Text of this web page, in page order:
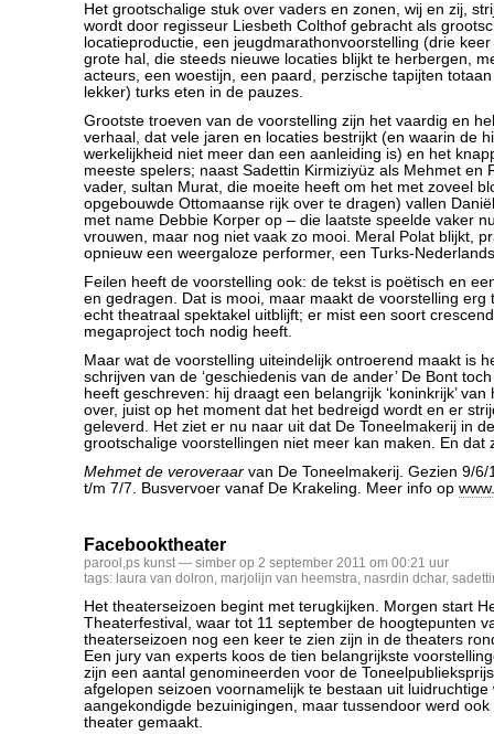
Het grootschalige stuk over vaders en zonen, wij en zij,
wordt door regisseur Liesbeth Colthof gebracht als
locatieproductie, een jeugdmarathonvoorstelling (drie
grote hal, die steeds nieuwe locaties blijkt te herbergen,
acteurs, een woestijn, een paard, perzische tapijten
lekker) turks eten in de pauzes.
Grootste troeven van de voorstelling zijn het vaardig en
verhaal, dat vele jaren en locaties bestrijkt (en waarin de
werkelijkheid niet meer dan een aanleiding is) en het
meeste spelers; naast Sadettin Kirmiziyüz als Mehmet en
vader, sultan Murat, die moeite heeft om het met zoveel
opgebouwde Ottomaanse rijk over te dragen) vallen
met name Debbie Korper op – die laatste speelde vaker
vrouwen, maar nog niet vaak zo mooi. Meral Polat blijkt,
opnieuw een weergaloze performer, een Turks-
Feilen heeft de voorstelling ook: de tekst is poëtisch en
en gedragen. Dat is mooi, maar maakt de voorstelling erg
echt theatraal spektakel uitblijft; er mist een soort
megaproject toch nodig heeft.
Maar wat de voorstelling uiteindelijk ontroerend maakt is
schrijven van de ‘geschiedenis van de ander’ De Bont
heeft geschreven: hij draagt een belangrijk ‘koninkrijk’
over, juist op het moment dat het bedreigd wordt en er
geleverd. Het ziet er nu naar uit dat De Toneelmakerij in
grootschalige voorstellingen niet meer kan maken. En dat
Mehmet de veroveraar van De Toneelmakerij. Gezien 9/6/
t/m 7/7. Busvervoer vanaf De Krakeling. Meer info op
Facebooktheater
parool ,ps kunst— simber op 2 september 2011 om 00:21 uur
tags: laura van dolron, marjolijn van heemstra, nasrdin dchar,
Het theaterseizoen begint met terugkijken. Morgen start
Theaterfestival, waar tot 11 september de hoogtepunten
theaterseizoen nog een keer te zien zijn in de theaters
Een jury van experts koos de tien belangrijkste
zijn een aantal genomineerden voor de
afgelopen seizoen voornamelijk te bestaan uit luidruchtige
aangekondigde bezuinigingen, maar tussendoor werd
theater gemaakt.